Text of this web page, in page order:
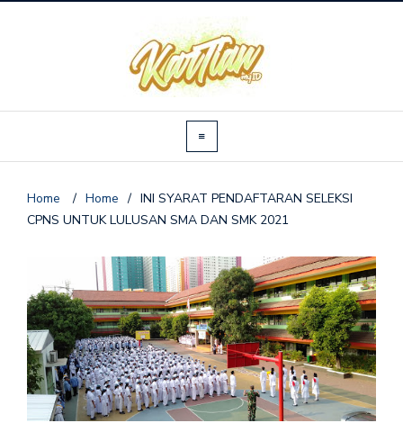
Home / Home / INI SYARAT PENDAFTARAN SELEKSI
CPNS UNTUK LULUSAN SMA DAN SMK 2021